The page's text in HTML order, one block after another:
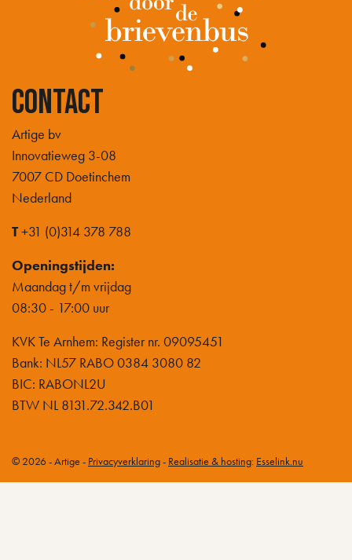
Contact
Artige bv
Innovatieweg 3-08
7007 CD Doetinchem
Nederland
T+31 (0)314 378 788
Openingstijden:
Maandag t/m vrijdag
08:30 - 17:00 uur
KVK Te Arnhem: Register nr. 09095451
Bank: NL57 RABO 0384 3080 82
BIC: RABONL2U
BTW NL 8131.72.342.B01
© 2026 - Artige - Privacyverklaring- Realisatie & hosting: Esselink.nu